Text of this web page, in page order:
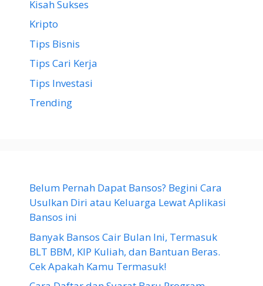
Kisah Sukses
Kripto
Tips Bisnis
Tips Cari Kerja
Tips Investasi
Trending
Belum Pernah Dapat Bansos? Begini Cara
Usulkan Diri atau Keluarga Lewat Aplikasi
Bansos ini
Banyak Bansos Cair Bulan Ini, Termasuk
BLT BBM, KIP Kuliah, dan Bantuan Beras.
Cek Apakah Kamu Termasuk!